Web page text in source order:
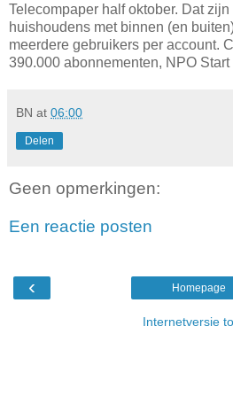
Telecompaper half oktober. Dat
huishoudens met binnen (en
meerdere gebruikers per account.
390.000 abonnementen, NPO
BN at 06:00
Delen
Geen opmerkingen:
Een reactie posten
‹ Homepage
Internetversie